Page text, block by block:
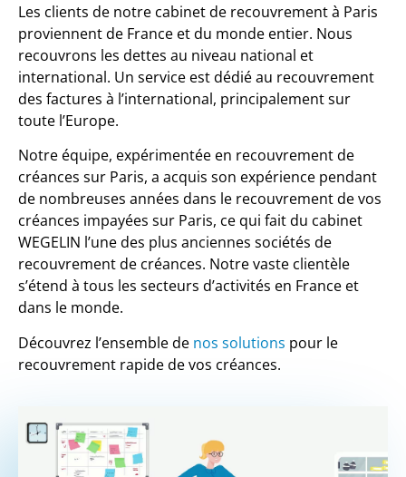
Les clients de notre cabinet de recouvrement à Paris
proviennent de France et du monde entier. Nous
recouvrons les dettes au niveau national et
international. Un service est dédié au recouvrement
des factures à l’international, principalement sur
toute l’Europe.
Notre équipe, expérimentée en recouvrement de
créances sur Paris, a acquis son expérience pendant
de nombreuses années dans le recouvrement de vos
créances impayées sur Paris, ce qui fait du cabinet
WEGELIN l’une des plus anciennes sociétés de
recouvrement de créances. Notre vaste clientèle
s’étend à tous les secteurs d’activités en France et
dans le monde.
Découvrez l’ensemble de nos solutions pour le
recouvrement rapide de vos créances.